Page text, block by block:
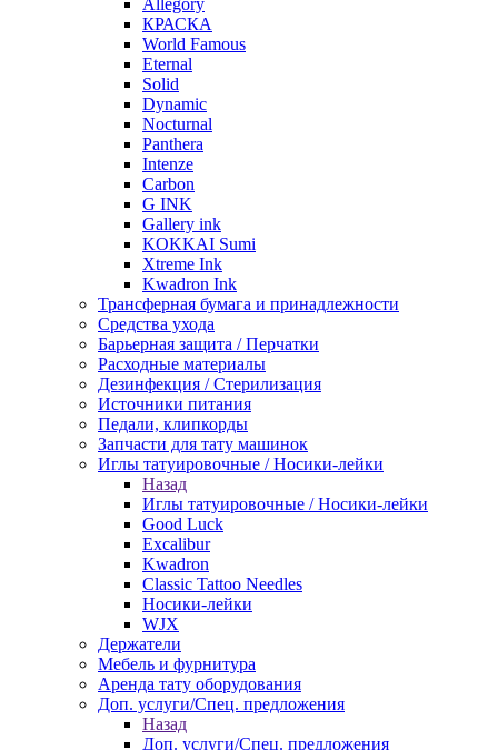
Allegory
КРАСКА
World Famous
Eternal
Solid
Dynamic
Nocturnal
Panthera
Intenze
Carbon
G INK
Gallery ink
KOKKAI Sumi
Xtreme Ink
Kwadron Ink
Трансферная бумага и принадлежности
Средства ухода
Барьерная защита / Перчатки
Расходные материалы
Дезинфекция / Стерилизация
Источники питания
Педали, клипкорды
Запчасти для тату машинок
Иглы татуировочные / Носики-лейки
Назад
Иглы татуировочные / Носики-лейки
Good Luck
Excalibur
Kwadron
Classic Tattoo Needles
Носики-лейки
WJX
Держатели
Мебель и фурнитура
Аренда тату оборудования
Доп. услуги/Спец. предложения
Назад
Доп. услуги/Спец. предложения